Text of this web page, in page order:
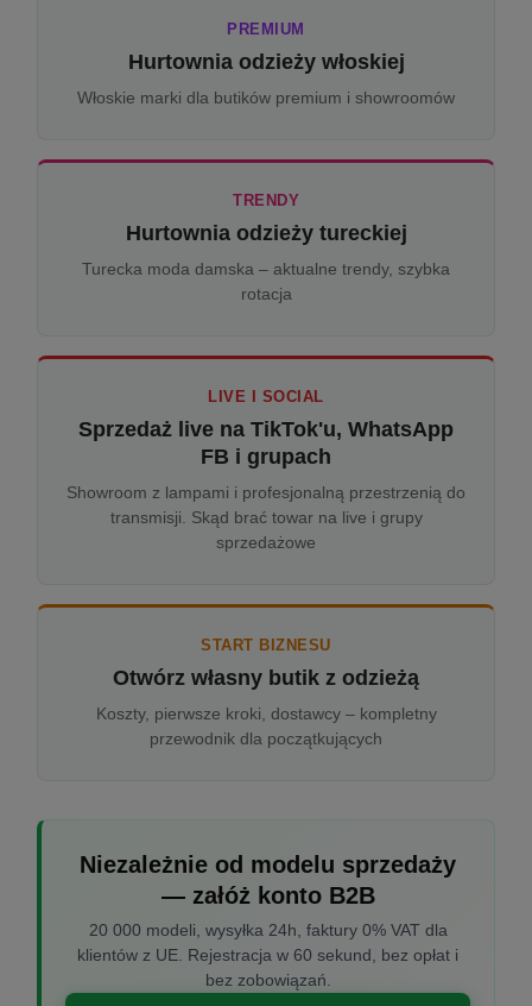
PREMIUM
Hurtownia odzieży włoskiej
Włoskie marki dla butików premium i showroomów
TRENDY
Hurtownia odzieży tureckiej
Turecka moda damska – aktualne trendy, szybka
rotacja
LIVE I SOCIAL
Sprzedaż live na TikTok'u, WhatsApp
FB i grupach
Showroom z lampami i profesjonalną przestrzenią do
transmisji. Skąd brać towar na live i grupy
sprzedażowe
START BIZNESU
Otwórz własny butik z odzieżą
Koszty, pierwsze kroki, dostawcy – kompletny
przewodnik dla początkujących
Niezależnie od modelu sprzedaży
— załóż konto B2B
20 000 modeli, wysyłka 24h, faktury 0% VAT dla
klientów z UE. Rejestracja w 60 sekund, bez opłat i
bez zobowiązań.